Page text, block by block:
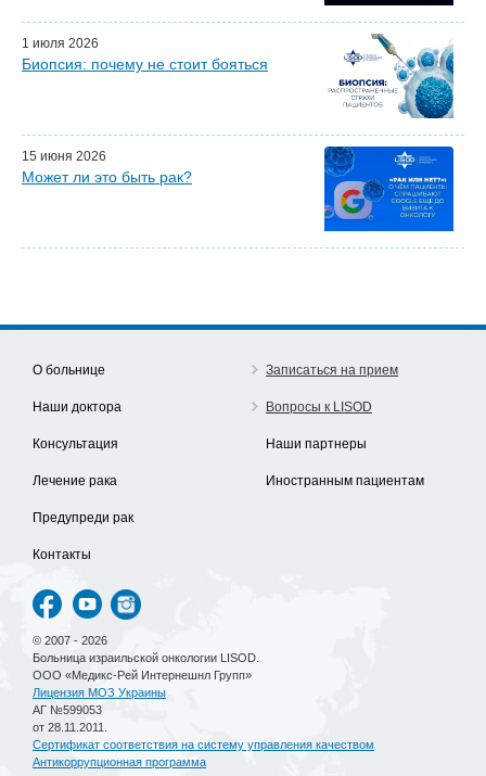
Наши партнеры
1 июля 2026
Биопсия: почему не стоит бояться
15 июня 2026
Может ли это быть рак?
О больнице
Наши доктора
Консультация
Лечение рака
Предупреди рак
Контакты
Записаться на прием
Вопросы к LISOD
Наши партнеры
Иностранным пациентам
© 2007 - 2026
Больница израильской онкологии LISOD.
ООО «Медикс-Рей Интернешнл Групп»
Лицензия МОЗ Украины
АГ №599053
от 28.11.2011.
Сертификат соответствия на систему управления качеством
Антикоррупционная программа